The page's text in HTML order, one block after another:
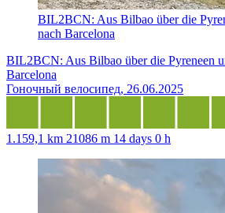
BIL2BCN: Aus Bilbao über die
nach Barcelona
BIL2BCN: Aus Bilbao über die Pyreneen
Barcelona
Гоночный велосипед, 26.06.2025
1.159,1 km 21086 m 14 days 0 h